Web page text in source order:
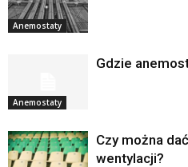
Anemostaty
Anemostaty
Gdzie
Czy można
wentylacji?